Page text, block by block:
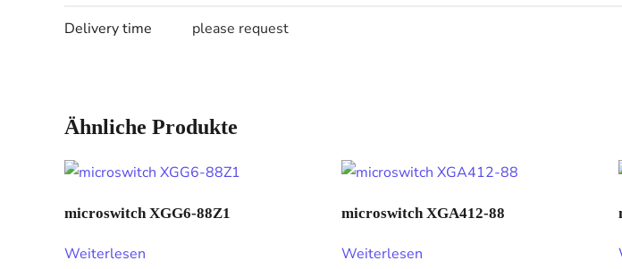
Delivery time please request
Ähnliche Produkte
microswitch XGG6-88Z1
Weiterlesen
microswitch XGA412-88
Weiterlesen